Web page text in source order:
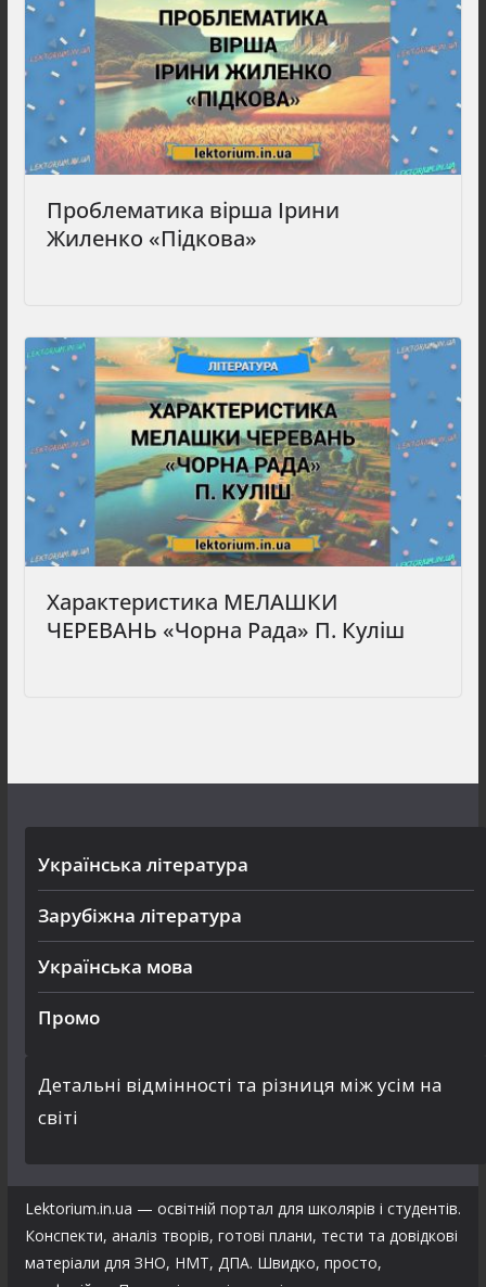
Проблематика вірша Ірини
Жиленко «Підкова»
Характеристика МЕЛАШКИ
ЧЕРЕВАНЬ «Чорна Рада» П. Куліш
Українська література
Зарубіжна література
Українська мова
Промо
Детальні відмінності та різниця між усім на
світі
Lektorium.in.ua — освітній портал для школярів і студентів.
Конспекти, аналіз творів, готові плани, тести та довідкові
матеріали для ЗНО, НМТ, ДПА. Швидко, просто,